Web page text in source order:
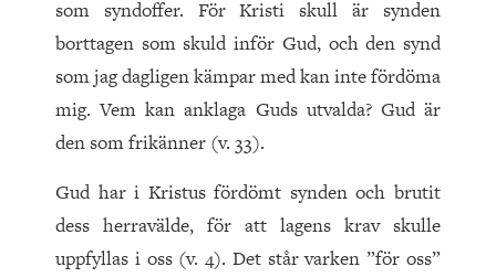
som syndoffer. För Kristi skull är synden
borttagen som skuld inför Gud, och den synd
som jag dagligen kämpar med kan inte fördöma
mig. Vem kan anklaga Guds utvalda? Gud är
den som frikänner (v. 33).
Gud har i Kristus fördömt synden och brutit
dess herravälde, för att lagens krav skulle
uppfyllas i oss (v. 4). Det står varken ”för oss”